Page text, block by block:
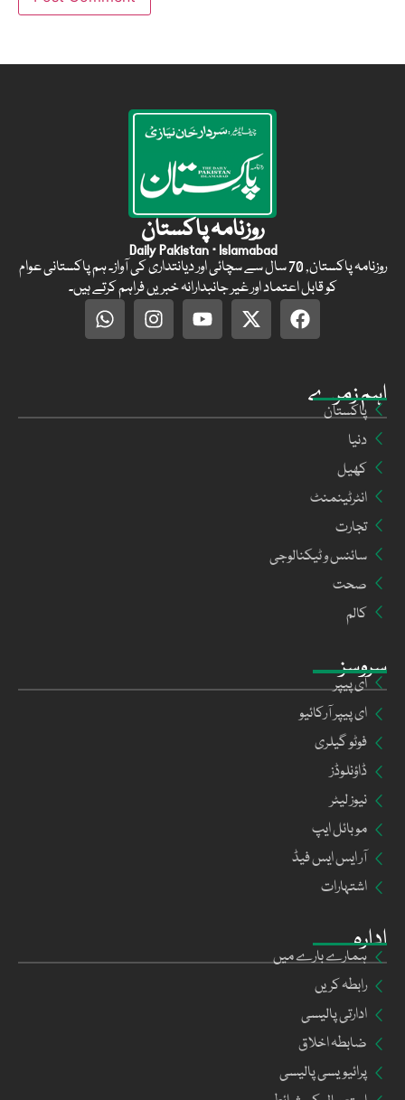
ادارہ
ہمارے بارے میں
رابطہ کریں
ادارتی پالیسی
ضابطہ اخلاق
پرائیویسی پالیسی
سروسز
ای پیپر
ای پیپر آرکائیو
فوٹو گیلری
ڈاؤنلوڈز
نیوز لیٹر
موبائل ایپ
آر ایس ایس فیڈ
اشتہارات
اہم زمرے
پاکستان
دنیا
کھیل
انٹرٹینمنٹ
تجارت
سائنس و ٹیکنالوجی
صحت
کالم
روزنامہ پاکستان
Daily Pakistan · Islamabad
روزنامہ پاکستان, 70 سال سے سچائی اور دیانتداری کی آواز۔ ہم پاکستانی عوام
کو قابل اعتماد اور غیر جانبدارانہ خبریں فراہم کرتے ہیں۔